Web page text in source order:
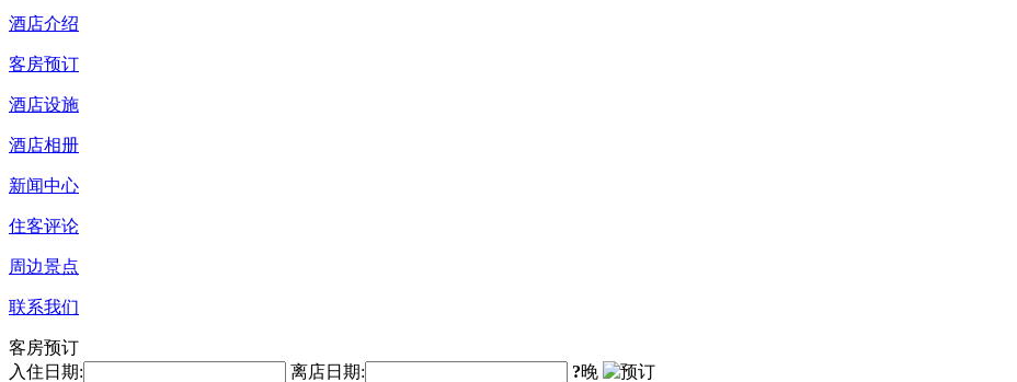
酒店介绍
客房预订
酒店设施
酒店相册
新闻中心
住客评论
周边景点
联系我们
客房预订
入住日期:
离店日期: ?晚